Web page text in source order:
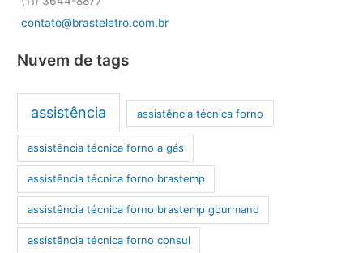
contato@brasteletro.com.br
Nuvem de tags
assistência assistência técnica forno
assistência técnica forno a gás
assistência técnica forno brastemp
assistência técnica forno brastemp gourmand
assistência técnica forno consul